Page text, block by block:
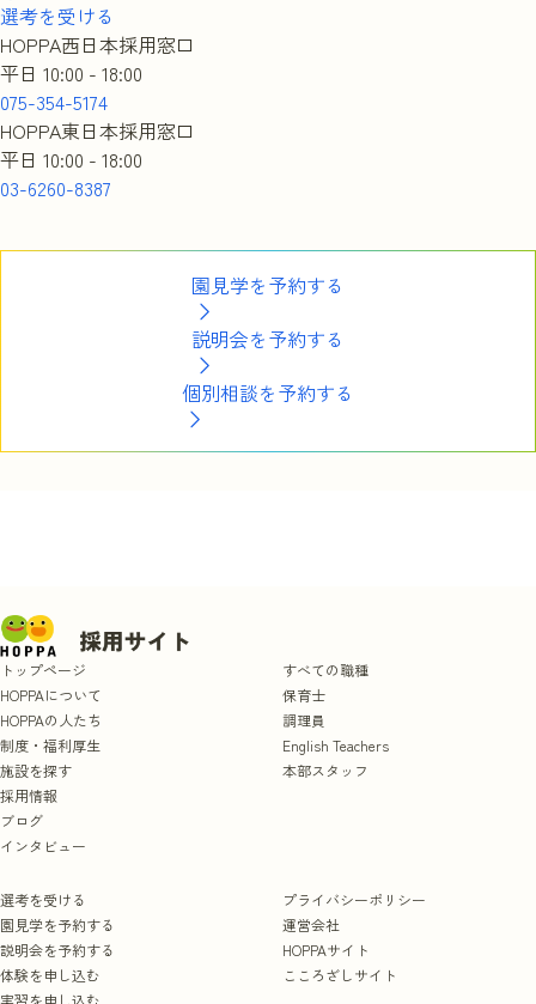
選考を受ける
HOPPA西日本採用窓口
平日 10:00 - 18:00
075-354-5174
HOPPA東日本採用窓口
平日 10:00 - 18:00
03-6260-8387
園見学を予約する
説明会を予約する
個別相談を予約する
トップページ
HOPPAについて
HOPPAの人たち
制度・福利厚生
施設を探す
採用情報
ブログ
インタビュー
すべての職種
保育士
調理員
English Teachers
本部スタッフ
選考を受ける
園見学を予約する
説明会を予約する
体験を申し込む
プライバシーポリシー
運営会社
HOPPAサイト
こころざしサイト